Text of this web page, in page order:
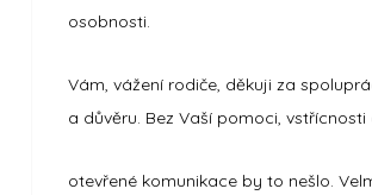
osobnosti.
Vám, vážení rodiče, děkuji za
a důvěru. Bez Vaší pomoci, vstřícnosti
otevřené komunikace by to nešlo.